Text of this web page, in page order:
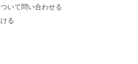
いて問い合わせる
る